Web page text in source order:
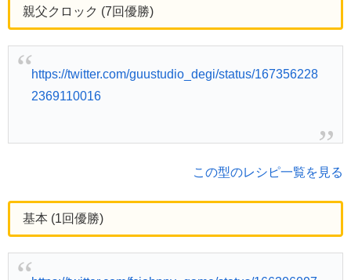
親父クロック (7回優勝)
https://twitter.com/guustudio_degi/status/167356228
2369110016
この型のレシピ一覧を見る
基本 (1回優勝)